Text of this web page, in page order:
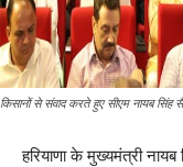
किसानों से संवाद करते हुए सीएम नायब सिंह
हरियाणा के मुख्यमंत्री